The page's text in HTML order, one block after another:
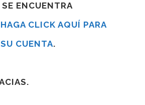
ENCUENTRA
HAGA CLICK AQUÍ PARA
CUENTA.